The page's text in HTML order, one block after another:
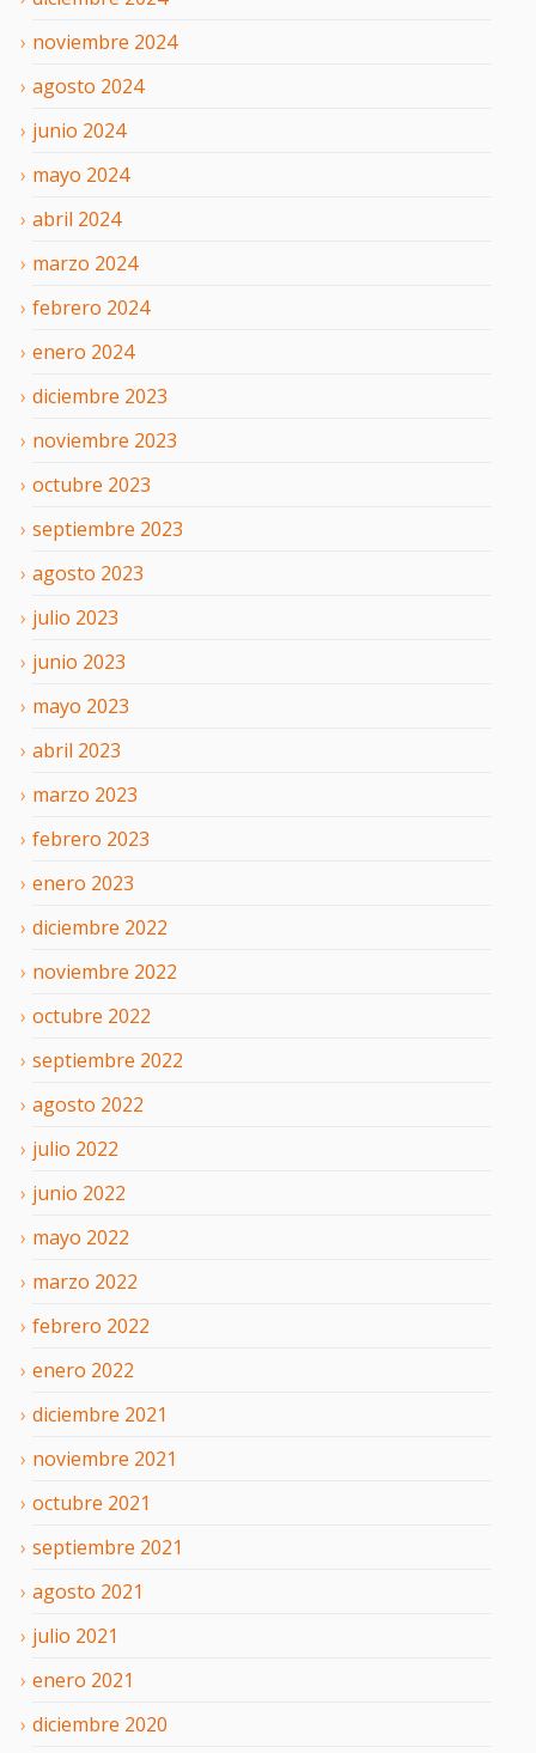
noviembre 2024
agosto 2024
junio 2024
mayo 2024
abril 2024
marzo 2024
febrero 2024
enero 2024
diciembre 2023
noviembre 2023
octubre 2023
septiembre 2023
agosto 2023
julio 2023
junio 2023
mayo 2023
abril 2023
marzo 2023
febrero 2023
enero 2023
diciembre 2022
noviembre 2022
octubre 2022
septiembre 2022
agosto 2022
julio 2022
junio 2022
mayo 2022
marzo 2022
febrero 2022
enero 2022
diciembre 2021
noviembre 2021
octubre 2021
septiembre 2021
agosto 2021
julio 2021
enero 2021
diciembre 2020